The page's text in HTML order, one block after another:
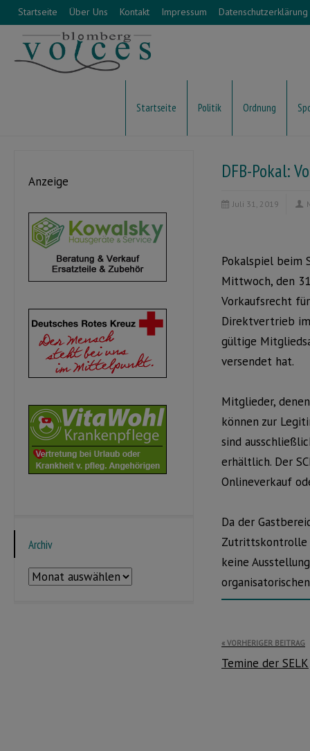
Startseite Über Uns Kontakt Impressum Datenschutzerklärung
Startseite Politik Ordnung
DFB-Pokal:
Juli 31, 2019
Pokalspiel beim
Mittwoch, den
Vorkaufsrecht
Direktvertrieb
gültige
versendet hat.
Mitglieder,
können zur
sind
erhältlich. Der
Onlineverkauf
Da der
Zutrittskontrolle
keine
VORHERIGER BEITRAG
Temine der SELK
Anzeige
Archiv
Archiv